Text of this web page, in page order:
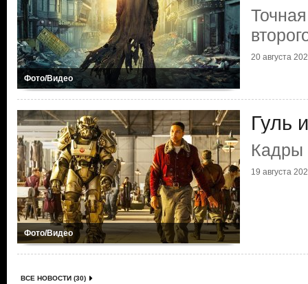
Фото/Видео
20 августа
Фото/Видео
Гуль
Кадры
19 августа
ВСЕ НОВОСТИ (30)